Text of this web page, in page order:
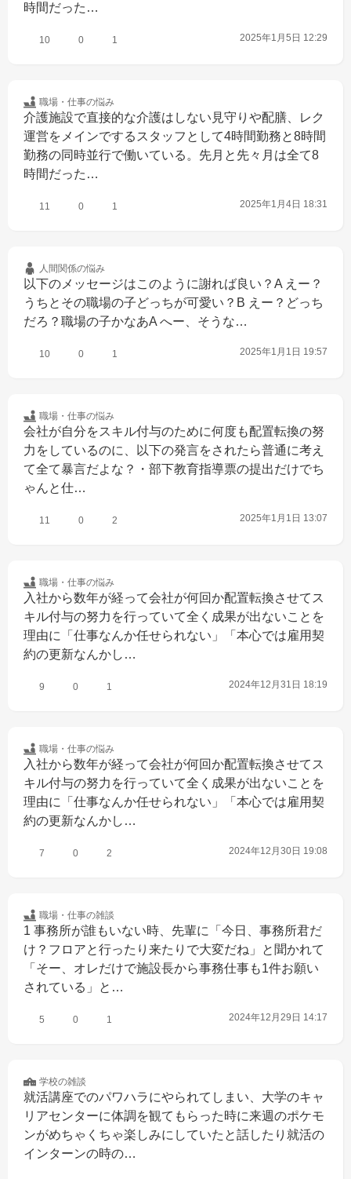
時間だった…
10 0 1 2025年1月5日 12:29
職場・仕事の悩み
介護施設で直接的な介護はしない見守りや配膳、レク
運営をメインでするスタッフとして4時間勤務と8時間
勤務の同時並行で働いている。先月と先々月は全て8
時間だった…
11 0 1 2025年1月4日 18:31
人間関係の悩み
以下のメッセージはこのように謝れば良い？A えー？
うちとその職場の子どっちが可愛い？B えー？どっち
だろ？職場の子かなあA へー、そうな…
10 0 1 2025年1月1日 19:57
職場・仕事の悩み
会社が自分をスキル付与のために何度も配置転換の努
力をしているのに、以下の発言をされたら普通に考え
て全て暴言だよな？・部下教育指導票の提出だけでち
ゃんと仕…
11 0 2 2025年1月1日 13:07
職場・仕事の悩み
入社から数年が経って会社が何回か配置転換させてス
キル付与の努力を行っていて全く成果が出ないことを
理由に「仕事なんか任せられない」「本心では雇用契
約の更新なんかし…
9 0 1 2024年12月31日 18:19
職場・仕事の悩み
入社から数年が経って会社が何回か配置転換させてス
キル付与の努力を行っていて全く成果が出ないことを
理由に「仕事なんか任せられない」「本心では雇用契
約の更新なんかし…
7 0 2 2024年12月30日 19:08
職場・仕事の雑談
1 事務所が誰もいない時、先輩に「今日、事務所君だ
け？フロアと行ったり来たりで大変だね」と聞かれて
「そー、オレだけで施設長から事務仕事も1件お願い
されている」と…
5 0 1 2024年12月29日 14:17
学校の雑談
就活講座でのパワハラにやられてしまい、大学のキャ
リアセンターに体調を観てもらった時に来週のポケモ
ンがめちゃくちゃ楽しみにしていたと話したり就活の
インターンの時の…